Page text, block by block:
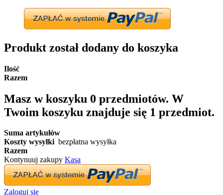
Produkt został dodany do koszyka
Ilość
Razem
Masz w koszyku 0 przedmiotów. W
Twoim koszyku znajduje się 1 przedmiot.
Suma artykułów
Koszty wysyłki bezpłatna wysyłka
Razem
Kontynuuj zakupy Kasa
Zaloguj się